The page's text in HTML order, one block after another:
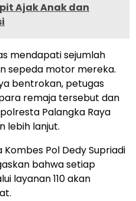
Ajak Anak dan
mendapati sejumlah
sepeda motor mereka.
bentrokan, petugas
remaja tersebut dan
Palangka Raya
lebih lanjut.
Pol Dedy Supriadi
bahwa setiap
layanan 110 akan